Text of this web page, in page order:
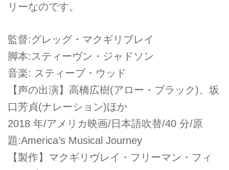
リーなのです。
監督:グレッグ・マクギリブレイ
脚本:スティーヴン・ジャドソン
音楽: スティーブ・ウッド
【声の出演】高橋広樹(アロー・ブラック)、坂
口芳貞(ナレーション)ほか
2018 年/アメリカ映画/日本語吹替/40 分/原
題:America’s Musical Journey
【製作】マクギリヴレイ・フリーマン・フィ